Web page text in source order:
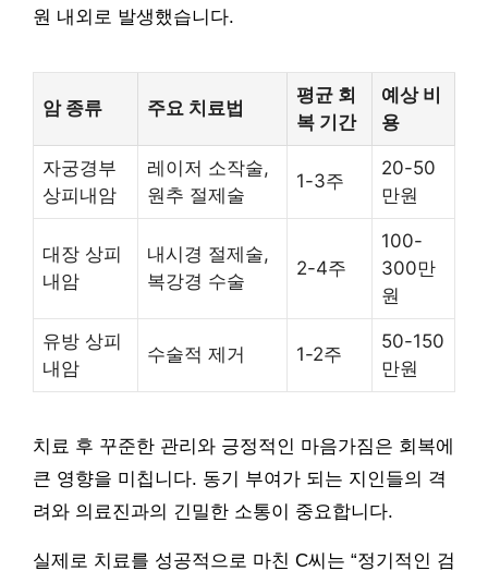
원 내외로 발생했습니다.
암 종류 주요 치료법
평균 회
복 기간
예상 비
용
자궁경부
상피내암
레이저 소작술,
원추 절제술
1-3주
20-50
만원
대장 상피
내암
내시경 절제술,
복강경 수술
2-4주
100-
300만
원
유방 상피
내암
수술적 제거 1-2주
50-150
만원
치료 후 꾸준한 관리와 긍정적인 마음가짐은 회복에
큰 영향을 미칩니다. 동기 부여가 되는 지인들의 격
려와 의료진과의 긴밀한 소통이 중요합니다.
실제로 치료를 성공적으로 마친 C씨는 “정기적인 검